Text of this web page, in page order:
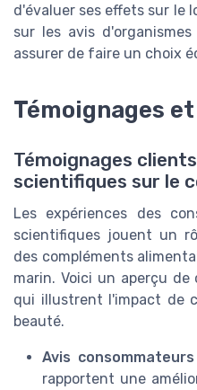
d'évaluer ses effets sur le
sur les avis
assurer de faire un choix
Témoignages
Témoignages
scientifiques sur le
Les expériences des
scientifiques jouent un
des compléments
marin. Voici un aperçu
qui illustrent l'impact de
beauté.
Avis
rapportent une